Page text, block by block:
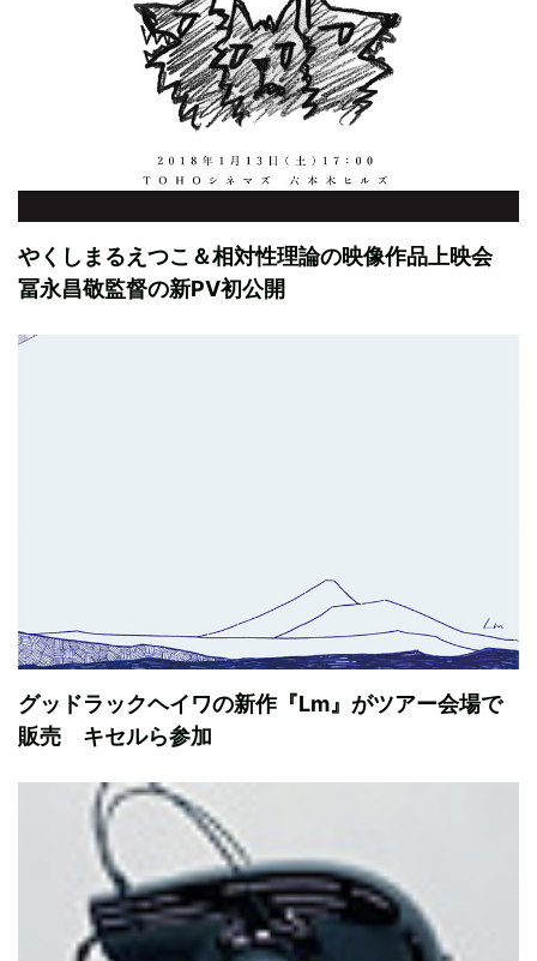
やくしまるえつこ＆相対性理論の映像作品上映会
冨永昌敬監督の新PV初公開
グッドラックヘイワの新作『Lm』がツアー会場で
販売 キセルら参加